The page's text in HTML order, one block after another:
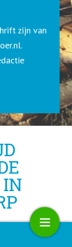
zijn van
.
IN